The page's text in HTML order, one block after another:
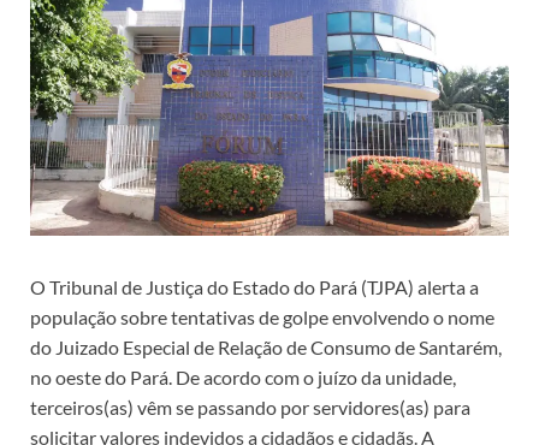
O Tribunal de Justiça do Estado do Pará (TJPA) alerta a
população sobre tentativas de golpe envolvendo o nome
do Juizado Especial de Relação de Consumo de Santarém,
no oeste do Pará. De acordo com o juízo da unidade,
terceiros(as) vêm se passando por servidores(as) para
solicitar valores indevidos a cidadãos e cidadãs. A